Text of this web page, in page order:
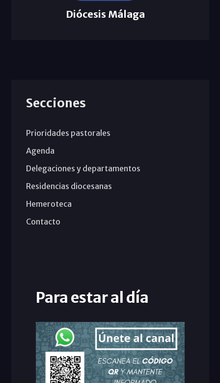
Diócesis Málaga
Secciones
Prioridades pastorales
Agenda
Delegaciones y departamentos
Residencias diocesanas
Hemeroteca
Contacto
Para estar al día